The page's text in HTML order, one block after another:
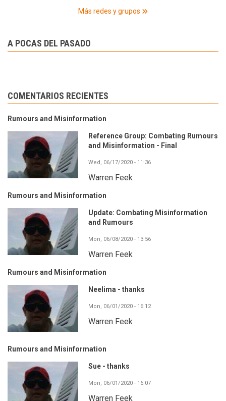
Más redes y grupos
A POCAS DEL PASADO
COMENTARIOS RECIENTES
Rumours and Misinformation
Reference Group: Combating Rumours
and Misinformation - Final
Wed, 06/17/2020 - 11:36
Warren Feek
Rumours and Misinformation
Update: Combating Misinformation
and Rumours
Mon, 06/08/2020 - 13:56
Warren Feek
Rumours and Misinformation
Neelima - thanks
Mon, 06/01/2020 - 16:12
Warren Feek
Rumours and Misinformation
Sue - thanks
Mon, 06/01/2020 - 16:07
Warren Feek